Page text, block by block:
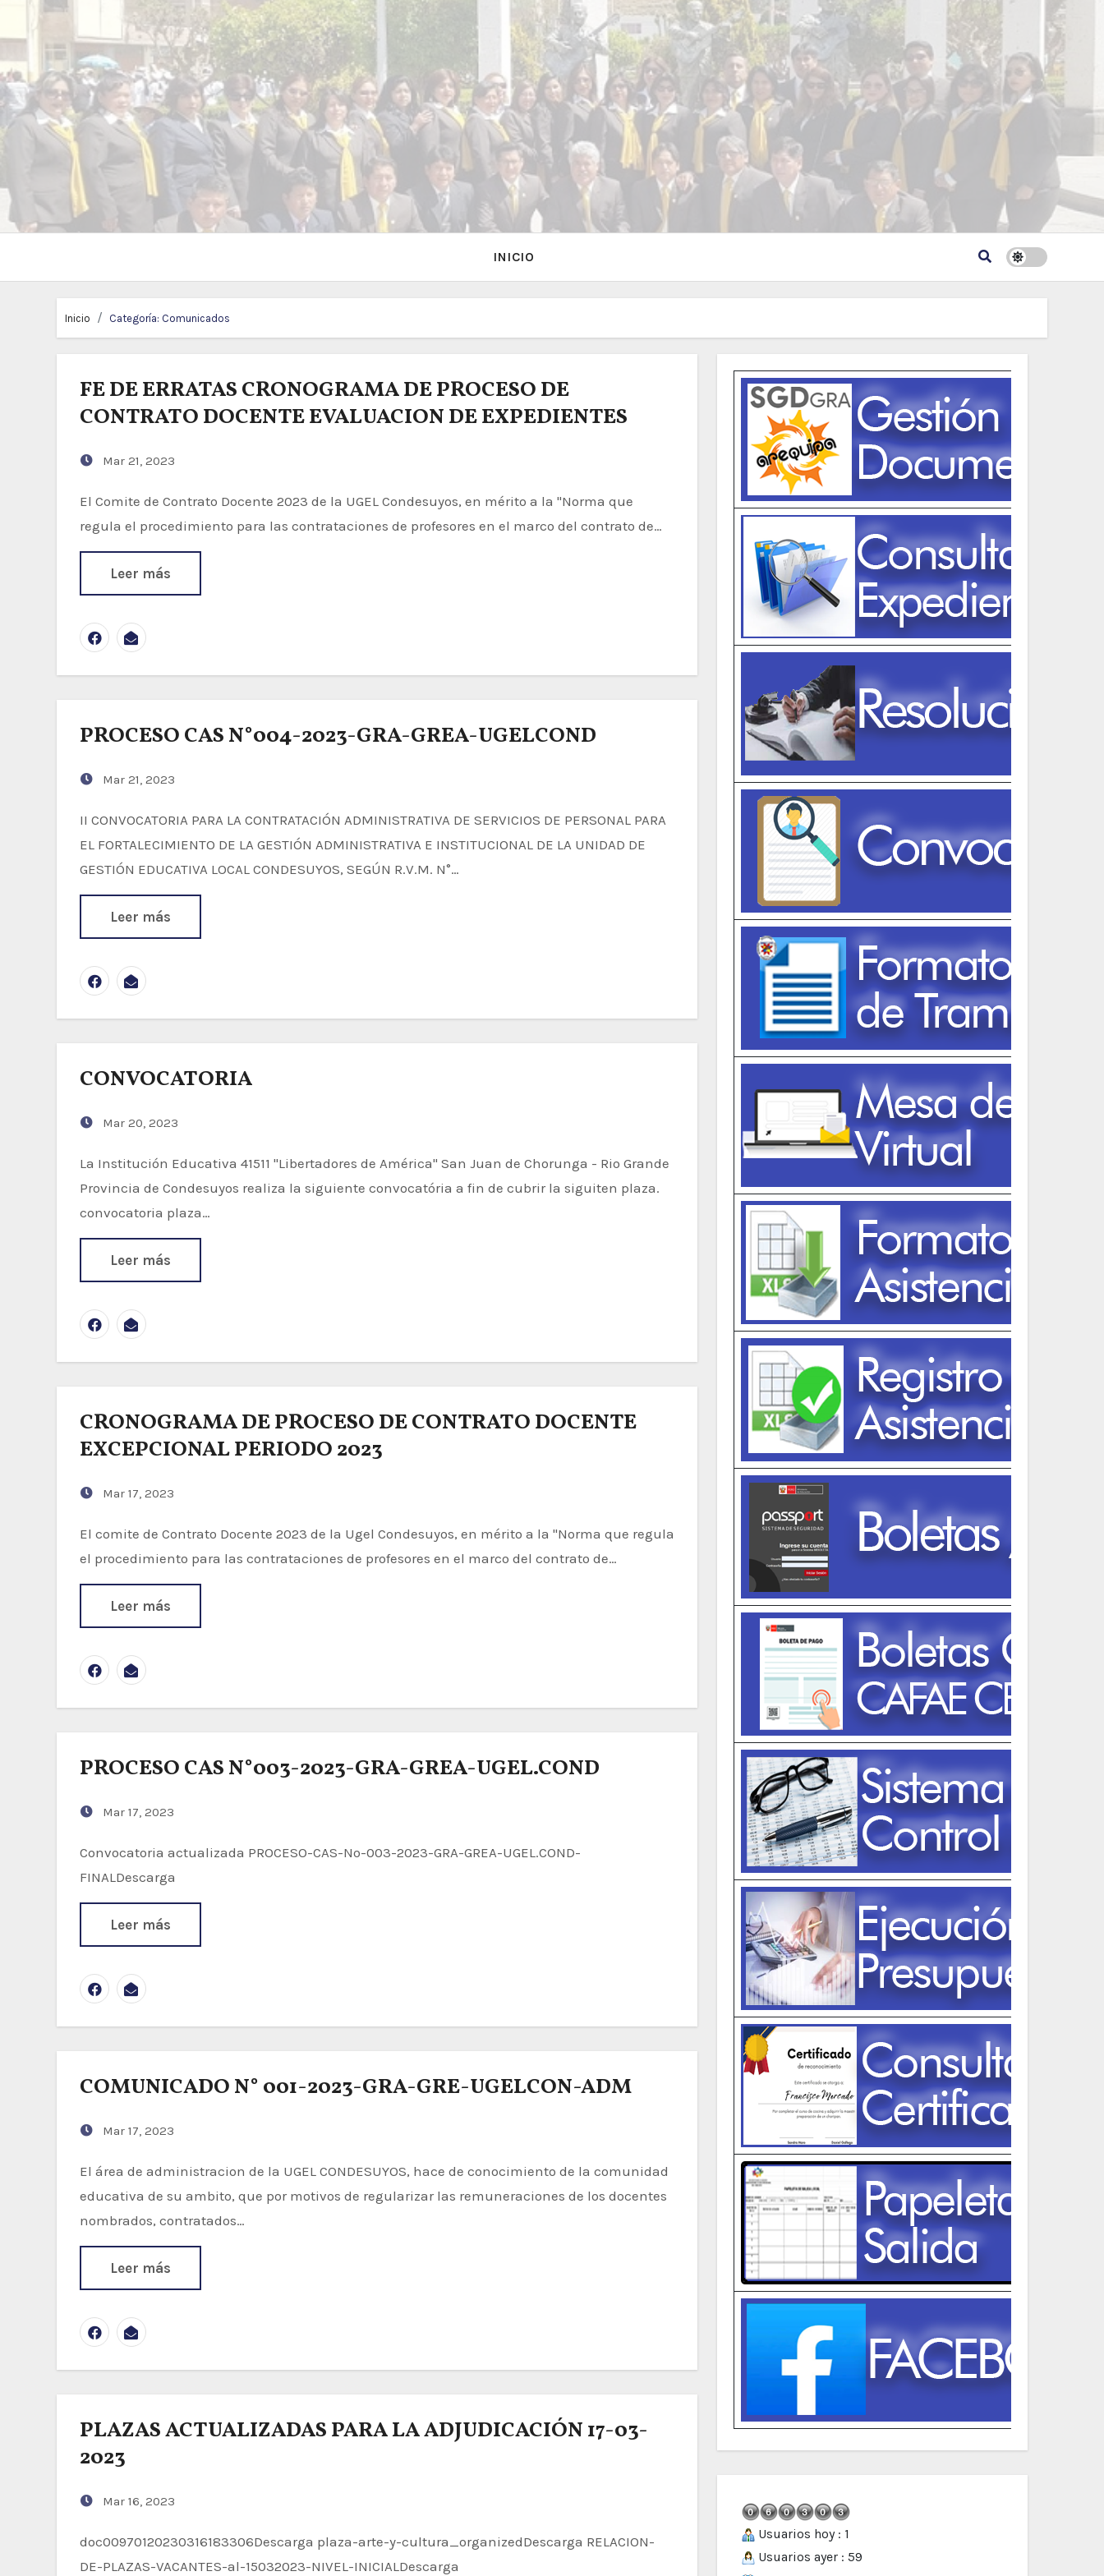
INICIO
Inicio Categoría: Comunicados
FE DE ERRATAS CRONOGRAMA DE PROCESO DE
CONTRATO DOCENTE EVALUACION DE EXPEDIENTES
Mar 21, 2023
El Comite de Contrato Docente 2023 de la UGEL Condesuyos, en mérito a la "Norma que
regula el procedimiento para las contrataciones de profesores en el marco del contrato de…
Leer más
PROCESO CAS N°004-2023-GRA-GREA-UGELCOND
Mar 21, 2023
II CONVOCATORIA PARA LA CONTRATACIÓN ADMINISTRATIVA DE SERVICIOS DE PERSONAL PARA
EL FORTALECIMIENTO DE LA GESTIÓN ADMINISTRATIVA E INSTITUCIONAL DE LA UNIDAD DE
GESTIÓN EDUCATIVA LOCAL CONDESUYOS, SEGÚN R.V.M. N°…
Leer más
CONVOCATORIA
Mar 20, 2023
La Institución Educativa 41511 "Libertadores de América" San Juan de Chorunga - Rio Grande
Provincia de Condesuyos realiza la siguiente convocatória a fin de cubrir la siguiten plaza.
convocatoria plaza…
Leer más
CRONOGRAMA DE PROCESO DE CONTRATO DOCENTE
EXCEPCIONAL PERIODO 2023
Mar 17, 2023
El comite de Contrato Docente 2023 de la Ugel Condesuyos, en mérito a la "Norma que regula
el procedimiento para las contrataciones de profesores en el marco del contrato de…
Leer más
PROCESO CAS N°003-2023-GRA-GREA-UGEL.COND
Mar 17, 2023
Convocatoria actualizada PROCESO-CAS-No-003-2023-GRA-GREA-UGEL.COND-
FINALDescarga
Leer más
COMUNICADO N° 001-2023-GRA-GRE-UGELCON-ADM
Mar 17, 2023
El área de administracion de la UGEL CONDESUYOS, hace de conocimiento de la comunidad
educativa de su ambito, que por motivos de regularizar las remuneraciones de los docentes
nombrados, contratados…
Leer más
PLAZAS ACTUALIZADAS PARA LA ADJUDICACIÓN 17-03-
2023
Mar 16, 2023
doc00970120230316183306Descarga plaza-arte-y-cultura_organizedDescarga RELACION-
DE-PLAZAS-VACANTES-al-15032023-NIVEL-INICIALDescarga
Usuarios hoy : 1
Usuarios ayer : 59